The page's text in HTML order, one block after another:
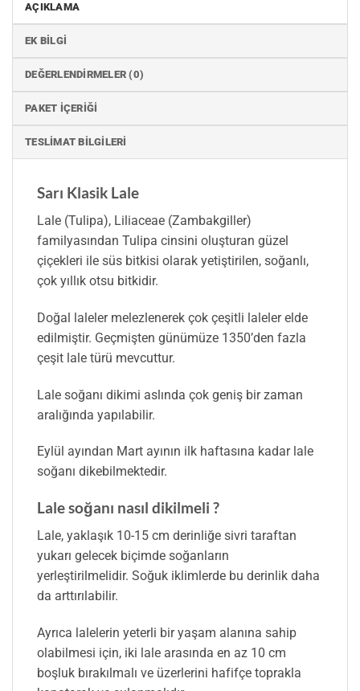
AÇIKLAMA
EK BILGI
DEĞERLENDIRMELER (0)
PAKET İÇERIĞI
TESLIMAT BILGILERI
Sarı Klasik Lale
Lale (Tulipa), Liliaceae (Zambakgiller)
familyasından Tulipa cinsini oluşturan güzel
çiçekleri ile süs bitkisi olarak yetiştirilen, soğanlı,
çok yıllık otsu bitkidir.
Doğal laleler melezlenerek çok çeşitli laleler elde
edilmiştir. Geçmişten günümüze 1350’den fazla
çeşit lale türü mevcuttur.
Lale soğanı dikimi aslında çok geniş bir zaman
aralığında yapılabilir.
Eylül ayından Mart ayının ilk haftasına kadar lale
soğanı dikebilmektedir.
Lale soğanı nasıl dikilmeli ?
Lale, yaklaşık 10-15 cm derinliğe sivri taraftan
yukarı gelecek biçimde soğanların
yerleştirilmelidir. Soğuk iklimlerde bu derinlik daha
da arttırılabilir.
Ayrıca lalelerin yeterli bir yaşam alanına sahip
olabilmesi için, iki lale arasında en az 10 cm
boşluk bırakılmalı ve üzerlerini hafifçe toprakla